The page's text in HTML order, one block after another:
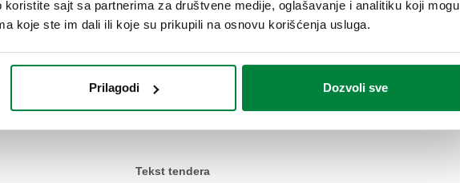
sajt sa partnerima za društvene medije, oglašavanje i analitiku koji mogu
koje ste im dali ili koje su prikupili na osnovu korišćenja usluga.
Prilagodi Dozvoli sve
Priključak cevi
Tekst tendera